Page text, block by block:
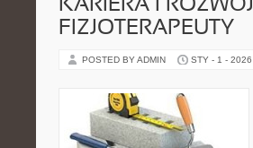
KARIERA I
FIZJOTERAPEUTY
POSTED BY ADMIN STY - 1 - 2026